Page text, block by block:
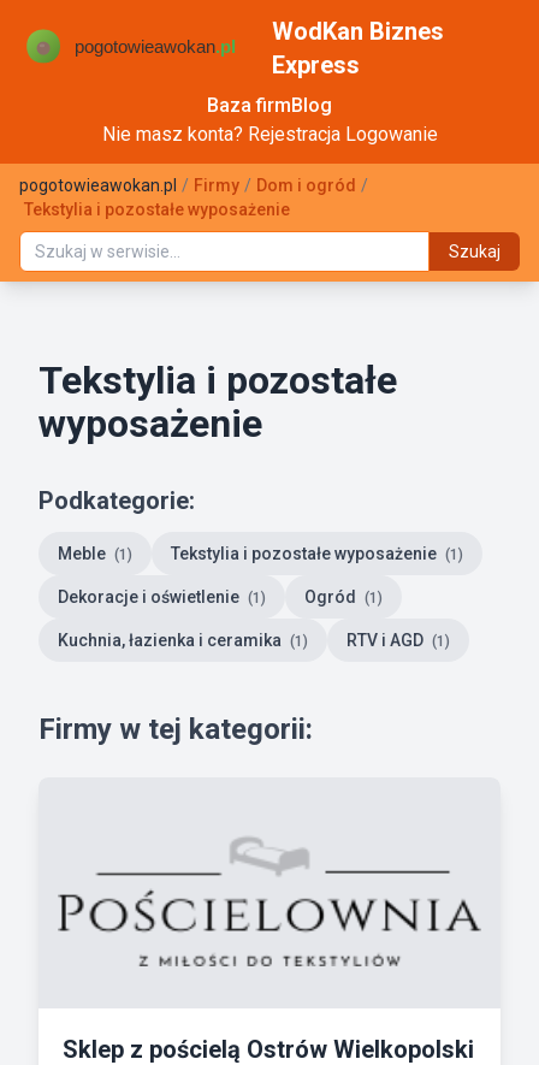
WodKan Biznes
Express
Baza firmBlog
Nie masz konta? Rejestracja Logowanie
pogotowieawokan.pl / Firmy / Dom i ogród /
Tekstylia i pozostałe wyposażenie
Szukaj
Tekstylia i pozostałe
wyposażenie
Podkategorie:
Meble (1) Tekstylia i pozostałe wyposażenie (1)
Dekoracje i oświetlenie (1) Ogród (1)
Kuchnia, łazienka i ceramika (1) RTV i AGD (1)
Firmy w tej kategorii:
Sklep z pościelą Ostrów Wielkopolski